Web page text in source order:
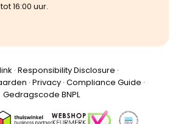
16:00 uur.
· Responsibility Disclosure ·
· Privacy· Compliance Guide ·
Gedragscode BNPL